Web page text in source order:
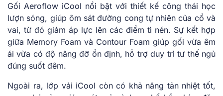
Gối Aeroflow iCool nổi bật với thiết kế công thái học
lượn sóng, giúp ôm sát đường cong tự nhiên của cổ và
vai, từ đó giảm áp lực lên các điểm tì nén. Sự kết hợp
giữa Memory Foam và Contour Foam giúp gối vừa êm
ái vừa có độ nâng đỡ ổn định, hỗ trợ duy trì tư thế ngủ
đúng suốt đêm.
Ngoài ra, lớp vải iCool còn có khả năng tản nhiệt tốt,